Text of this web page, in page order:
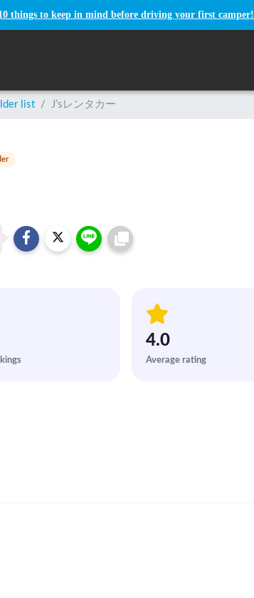
things to keep in mind before driving your first camper!
list / J’sレンタカー
4.0
Average rating